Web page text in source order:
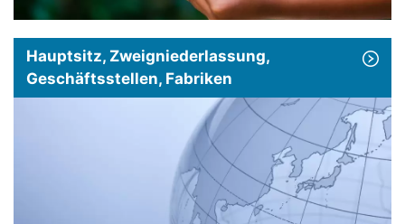
Hauptsitz, Zweigniederlassung,
Geschäftsstellen, Fabriken